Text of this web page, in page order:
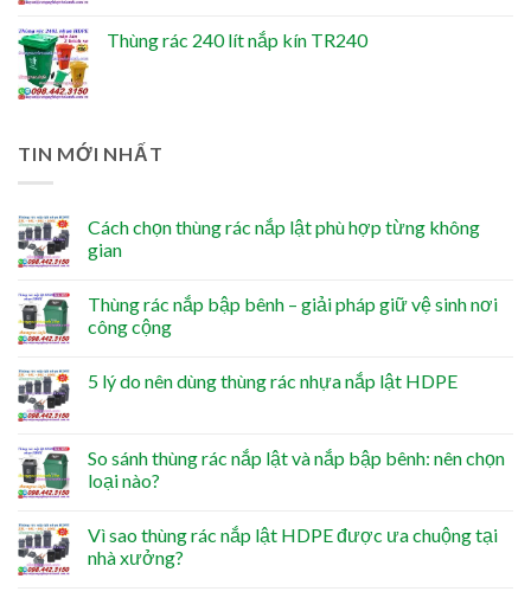
Thùng rác 240 lít nắp kín TR240
TIN MỚI NHẤT
Cách chọn thùng rác nắp lật phù hợp từng không
gian
Thùng rác nắp bập bênh – giải pháp giữ vệ sinh nơi
công cộng
5 lý do nên dùng thùng rác nhựa nắp lật HDPE
So sánh thùng rác nắp lật và nắp bập bênh: nên chọn
loại nào?
Vì sao thùng rác nắp lật HDPE được ưa chuộng tại
nhà xưởng?